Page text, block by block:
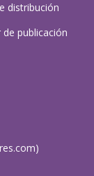
distribución
de publicación
)